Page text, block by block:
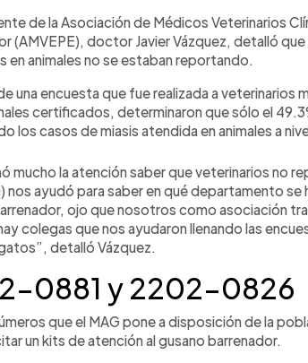
de la Asociación de Médicos Veterinarios
(AMVEPE), doctor Javier Vázquez, detalló
en animales no se estaban reportando.
una encuesta que fue realizada a veterinarios
certificados, determinaron que sólo el
los casos de miasis atendida en animales a
mucho la atención saber que veterinarios no
nos ayudó para saber en qué departamento
ojo que nosotros como asociación
colegas que nos ayudaron llenando las
detalló Vázquez.
0881 y 2202-0826
que el MAG pone a disposición de la
un kits de atención al gusano barrenador.